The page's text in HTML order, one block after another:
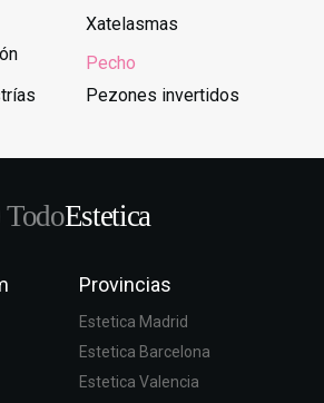
Xatelasmas
Pecho
Pezones invertidos
TodoEstetica
Provincias
Estetica Madrid
Estetica Barcelona
Estetica Valencia